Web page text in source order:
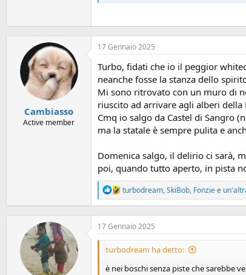
Cambiasso
Active member
17 Gennaio 2025
Turbo, fidati che io il peggior
neanche fosse la stanza dello
Mi sono ritrovato con un muro di
riuscito ad arrivare agli alberi della
Cmq io salgo da Castel di Sangro
ma la statale è sempre pulita e
Domenica salgo, il delirio ci sarà,
poi, quando tutto aperto, in pista
R
e
a
c
t
o
s
turbodream,SkiBob, Fonziee
17 Gennaio 2025
turbodream ha detto:
è nei boschi senza piste che sarebbe